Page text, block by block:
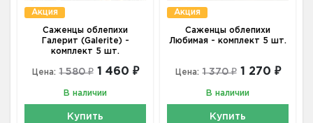
Акция
Саженцы облепихи
Галерит (Galerite) -
комплект 5 шт.
Цена: 1 580 ₽ 1 460 ₽
В наличии
Купить
Акция
Саженцы облепихи
Любимая - комплект 5 шт.
Цена: 1 370 ₽ 1 270 ₽
В наличии
Купить